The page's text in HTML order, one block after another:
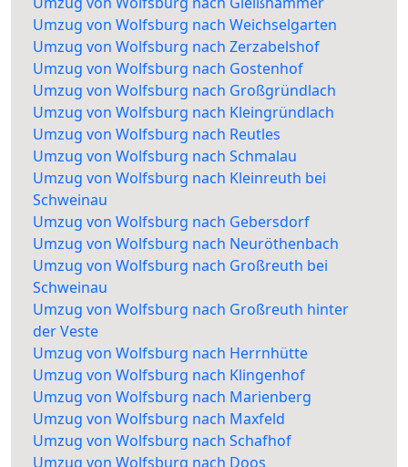
Umzug von Wolfsburg nach Weichselgarten
Umzug von Wolfsburg nach Zerzabelshof
Umzug von Wolfsburg nach Gostenhof
Umzug von Wolfsburg nach Großgründlach
Umzug von Wolfsburg nach Kleingründlach
Umzug von Wolfsburg nach Reutles
Umzug von Wolfsburg nach Schmalau
Umzug von Wolfsburg nach Kleinreuth bei
Schweinau
Umzug von Wolfsburg nach Gebersdorf
Umzug von Wolfsburg nach Neuröthenbach
Umzug von Wolfsburg nach Großreuth bei
Schweinau
Umzug von Wolfsburg nach Großreuth hinter
der Veste
Umzug von Wolfsburg nach Herrnhütte
Umzug von Wolfsburg nach Klingenhof
Umzug von Wolfsburg nach Marienberg
Umzug von Wolfsburg nach Maxfeld
Umzug von Wolfsburg nach Schafhof
Umzug von Wolfsburg nach Doos